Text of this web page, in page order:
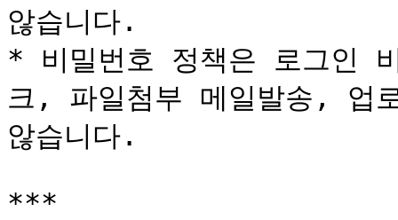
않습니다.
* 비밀번호 정책은 로그인
크, 파일첨부 메일발송, 업
않습니다.
***